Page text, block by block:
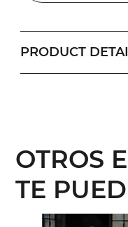
PRODUCT
OTROS
TE